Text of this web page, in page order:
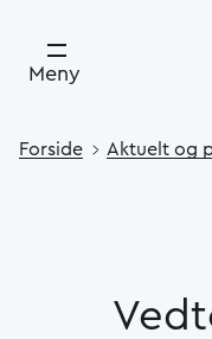
Meny
Forside Aktuelt og